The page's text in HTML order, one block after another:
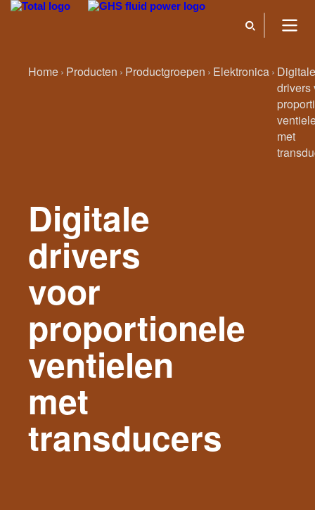
Home Producten Productgroepen Elektronica Digitale
drivers
met
Digitale
drivers
voor
proportionele
ventielen
met
transducers